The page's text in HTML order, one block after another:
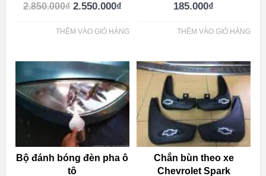
2.850.000₫ 2.550.000₫
THÊM VÀO GIỎ HÀNG
185.000₫
THÊM VÀO GIỎ HÀNG
Bộ đánh bóng đèn pha ô
tô
Chắn bùn theo xe
Chevrolet Spark